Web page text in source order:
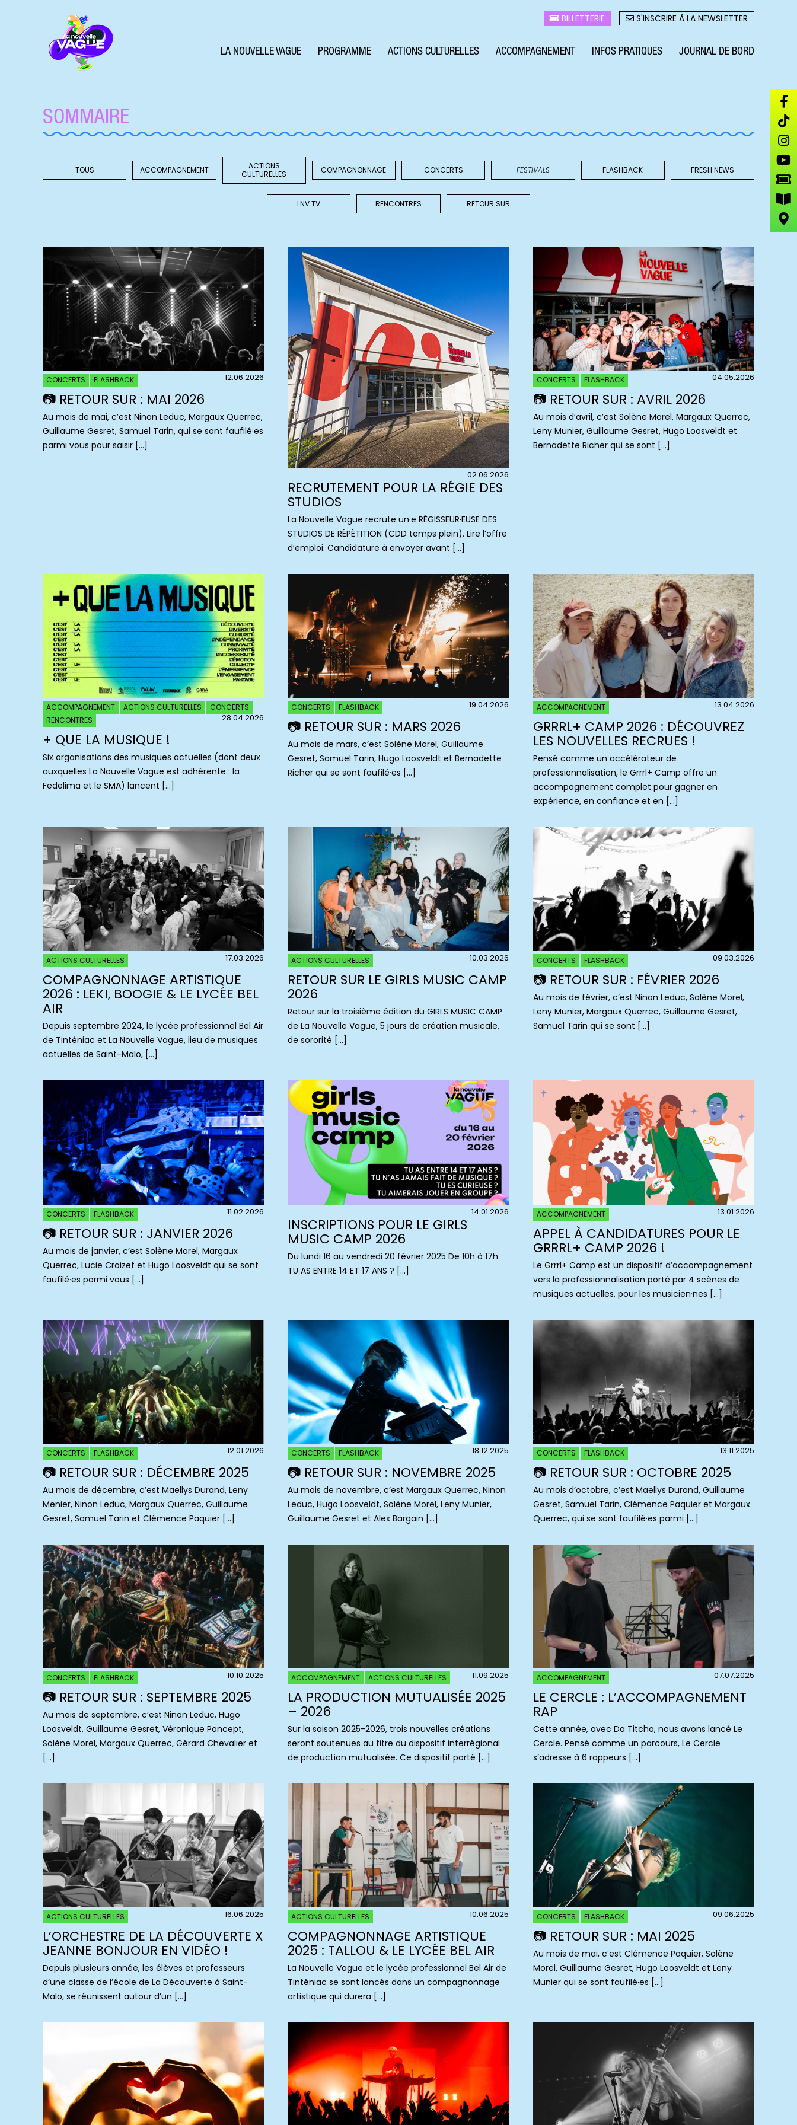
BILLETTERIE S'INSCRIRE À LA NEWSLETTER
LA NOUVELLE VAGUE PROGRAMME ACTIONS CULTURELLES ACCOMPAGNEMENT INFOS PRATIQUES JOURNAL DE BORD
SOMMAIRE
TOUS ACCOMPAGNEMENT
ACTIONS
CULTURELLES
COMPAGNONNAGE CONCERTS FESTIVALS FLASHBACK FRESH NEWS
LNV TV RENCONTRES RETOUR SUR
CONCERTS FLASHBACK 12.06.2026
📷 RETOUR SUR : MAI 2026
Au mois de mai, c’est Ninon Leduc, Margaux Querrec,
Guillaume Gesret, Samuel Tarin, qui se sont faufilé·es
parmi vous pour saisir […]
02.06.2026
RECRUTEMENT POUR LA RÉGIE DES
STUDIOS
La Nouvelle Vague recrute un·e RÉGISSEUR·EUSE DES
STUDIOS DE RÉPÉTITION (CDD temps plein). Lire l’offre
d’emploi. Candidature à envoyer avant […]
CONCERTS FLASHBACK 04.05.2026
📷 RETOUR SUR : AVRIL 2026
Au mois d’avril, c’est Solène Morel, Margaux Querrec,
Leny Munier, Guillaume Gesret, Hugo Loosveldt et
Bernadette Richer qui se sont […]
ACCOMPAGNEMENT ACTIONS CULTURELLES
CONCERTS
RENCONTRES
28.04.2026
+ QUE LA MUSIQUE !
Six organisations des musiques actuelles (dont deux
auxquelles La Nouvelle Vague est adhérente : la
Fedelima et le SMA) lancent […]
CONCERTS FLASHBACK 19.04.2026
📷 RETOUR SUR : MARS 2026
Au mois de mars, c’est Solène Morel, Guillaume
Gesret, Samuel Tarin, Hugo Loosveldt et Bernadette
Richer qui se sont faufilé·es […]
ACCOMPAGNEMENT 13.04.2026
GRRRL+ CAMP 2026 : DÉCOUVREZ
LES NOUVELLES RECRUES !
Pensé comme un accélérateur de
professionnalisation, le Grrrl+ Camp offre un
accompagnement complet pour gagner en
expérience, en confiance et en […]
ACTIONS CULTURELLES 17.03.2026
COMPAGNONNAGE ARTISTIQUE
2026 : LEKI, BOOGIE & LE LYCÉE BEL
AIR
Depuis septembre 2024, le lycée professionnel Bel Air
de Tinténiac et La Nouvelle Vague, lieu de musiques
actuelles de Saint-Malo, […]
ACTIONS CULTURELLES 10.03.2026
RETOUR SUR LE GIRLS MUSIC CAMP
2026
Retour sur la troisième édition du GIRLS MUSIC CAMP
de La Nouvelle Vague, 5 jours de création musicale,
de sororité […]
CONCERTS FLASHBACK 09.03.2026
📷 RETOUR SUR : FÉVRIER 2026
Au mois de février, c’est Ninon Leduc, Solène Morel,
Leny Munier, Margaux Querrec, Guillaume Gesret,
Samuel Tarin qui se sont […]
CONCERTS FLASHBACK 11.02.2026
📷 RETOUR SUR : JANVIER 2026
Au mois de janvier, c’est Solène Morel, Margaux
Querrec, Lucie Croizet et Hugo Loosveldt qui se sont
faufilé·es parmi vous […]
14.01.2026
INSCRIPTIONS POUR LE GIRLS
MUSIC CAMP 2026
Du lundi 16 au vendredi 20 février 2025 De 10h à 17h
TU AS ENTRE 14 ET 17 ANS ? […]
ACCOMPAGNEMENT 13.01.2026
APPEL À CANDIDATURES POUR LE
GRRRL+ CAMP 2026 !
Le Grrrl+ Camp est un dispositif d’accompagnement
vers la professionnalisation porté par 4 scènes de
musiques actuelles, pour les musicien·nes […]
CONCERTS FLASHBACK 12.01.2026
📷 RETOUR SUR : DÉCEMBRE 2025
Au mois de décembre, c’est Maellys Durand, Leny
Menier, Ninon Leduc, Margaux Querrec, Guillaume
Gesret, Samuel Tarin et Clémence Paquier […]
CONCERTS FLASHBACK 18.12.2025
📷 RETOUR SUR : NOVEMBRE 2025
Au mois de novembre, c’est Margaux Querrec, Ninon
Leduc, Hugo Loosveldt, Solène Morel, Leny Munier,
Guillaume Gesret et Alex Bargain […]
CONCERTS FLASHBACK 13.11.2025
📷 RETOUR SUR : OCTOBRE 2025
Au mois d’octobre, c’est Maellys Durand, Guillaume
Gesret, Samuel Tarin, Clémence Paquier et Margaux
Querrec, qui se sont faufilé·es parmi […]
CONCERTS FLASHBACK 10.10.2025
📷 RETOUR SUR : SEPTEMBRE 2025
Au mois de septembre, c’est Ninon Leduc, Hugo
Loosveldt, Guillaume Gesret, Véronique Poncept,
Solène Morel, Margaux Querrec, Gérard Chevalier et
[…]
ACCOMPAGNEMENT ACTIONS CULTURELLES 11.09.2025
LA PRODUCTION MUTUALISÉE 2025
– 2026
Sur la saison 2025-2026, trois nouvelles créations
seront soutenues au titre du dispositif interrégional
de production mutualisée. Ce dispositif porté […]
ACCOMPAGNEMENT 07.07.2025
LE CERCLE : L’ACCOMPAGNEMENT
RAP
Cette année, avec Da Titcha, nous avons lancé Le
Cercle. Pensé comme un parcours, Le Cercle
s’adresse à 6 rappeurs […]
ACTIONS CULTURELLES 16.06.2025
L’ORCHESTRE DE LA DÉCOUVERTE X
JEANNE BONJOUR EN VIDÉO !
Depuis plusieurs année, les élèves et professeurs
d’une classe de l’école de La Découverte à Saint-
Malo, se réunissent autour d’un […]
ACTIONS CULTURELLES 10.06.2025
COMPAGNONNAGE ARTISTIQUE
2025 : TALLOU & LE LYCÉE BEL AIR
La Nouvelle Vague et le lycée professionnel Bel Air de
Tinténiac se sont lancés dans un compagnonnage
artistique qui durera […]
CONCERTS FLASHBACK 09.06.2025
📷 RETOUR SUR : MAI 2025
Au mois de mai, c’est Clémence Paquier, Solène
Morel, Guillaume Gesret, Hugo Loosveldt et Leny
Munier qui se sont faufilé·es […]